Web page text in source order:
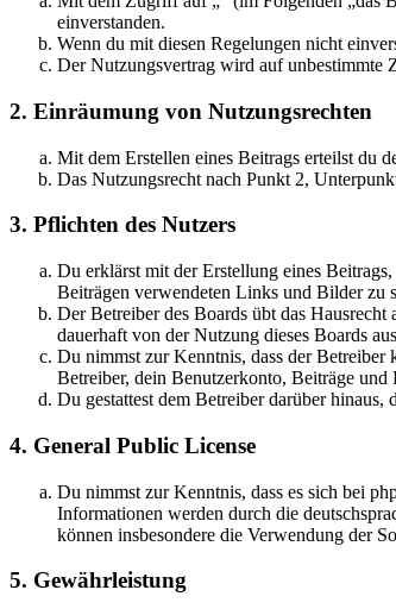
einverstanden.
Wenn du mit diesen Regelungen nicht
Der Nutzungsvertrag wird auf unbestimmte
2. Einräumung von Nutzungsrechten
Mit dem Erstellen eines Beitrags erteilst du
Das Nutzungsrecht nach Punkt 2,
3. Pflichten des Nutzers
Du erklärst mit der Erstellung eines
Beiträgen verwendeten Links und Bilder zu
Der Betreiber des Boards übt das
dauerhaft von der Nutzung dieses Boards
Du nimmst zur Kenntnis, dass der Betreiber
Betreiber, dein Benutzerkonto, Beiträge und
Du gestattest dem Betreiber darüber
4. General Public License
Du nimmst zur Kenntnis, dass es sich bei
Informationen werden durch die
können insbesondere die Verwendung der
5. Gewährleistung